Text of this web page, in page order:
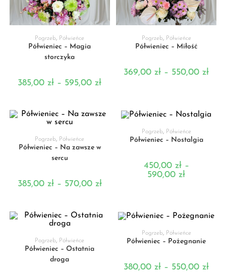
WYBIERZ OPCJE
Pogrzeb, Półwieńce
Półwieniec – Magia
storczyka
385,00zł – 595,00zł
WYBIERZ OPCJE
Pogrzeb, Półwieńce
Półwieniec – Miłość
369,00zł – 550,00zł
WYBIERZ OPCJE
Pogrzeb, Półwieńce
Półwieniec – Na zawsze w
sercu
385,00 zł – 570,00 zł
WYBIERZ OPCJE
Pogrzeb, Półwieńce
Półwieniec – Nostalgia
450,00 zł –
590,00zł
WYBIERZ OPCJE
Pogrzeb, Półwieńce
Półwieniec – Ostatnia
droga
WYBIERZ OPCJE
Pogrzeb, Półwieńce
Półwieniec – Pożegnanie
380,00zł – 550,00zł